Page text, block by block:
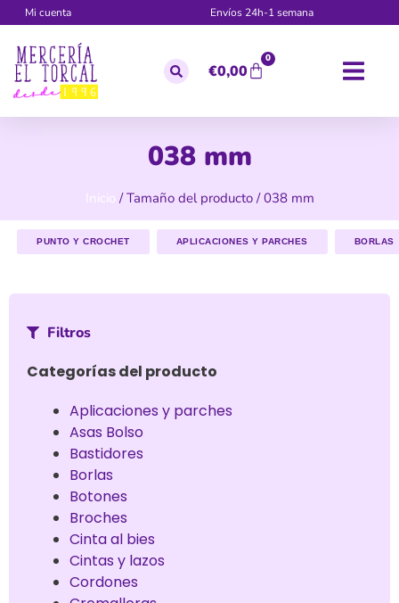
Mi cuenta Envíos 24h-1 semana
€0,00
0
038 mm
Inicio / Tamaño del producto / 038 mm
PUNTO Y CROCHET APLICACIONES Y PARCHES BORLAS
Filtros
Categorías del producto
Aplicaciones y parches
Asas Bolso
Bastidores
Borlas
Botones
Broches
Cinta al bies
Cintas y lazos
Cordones